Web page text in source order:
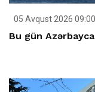
05 Avqust 2026 09:00
Bu gün